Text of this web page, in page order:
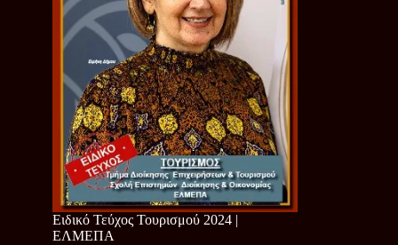
Ειδικό Τεύχος Τουρισμού 2024 |
ΕΛΜΕΠΑ